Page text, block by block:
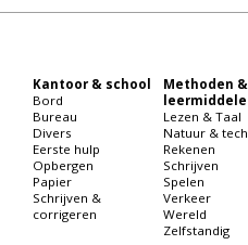
Kantoor & school
Bord
Bureau
Divers
Eerste hulp
Opbergen
Papier
Schrijven &
corrigeren
Methoden &
Lezen & Taal
Natuur &
Rekenen
Schrijven
Spelen
Verkeer
Wereld
Zelfstandig